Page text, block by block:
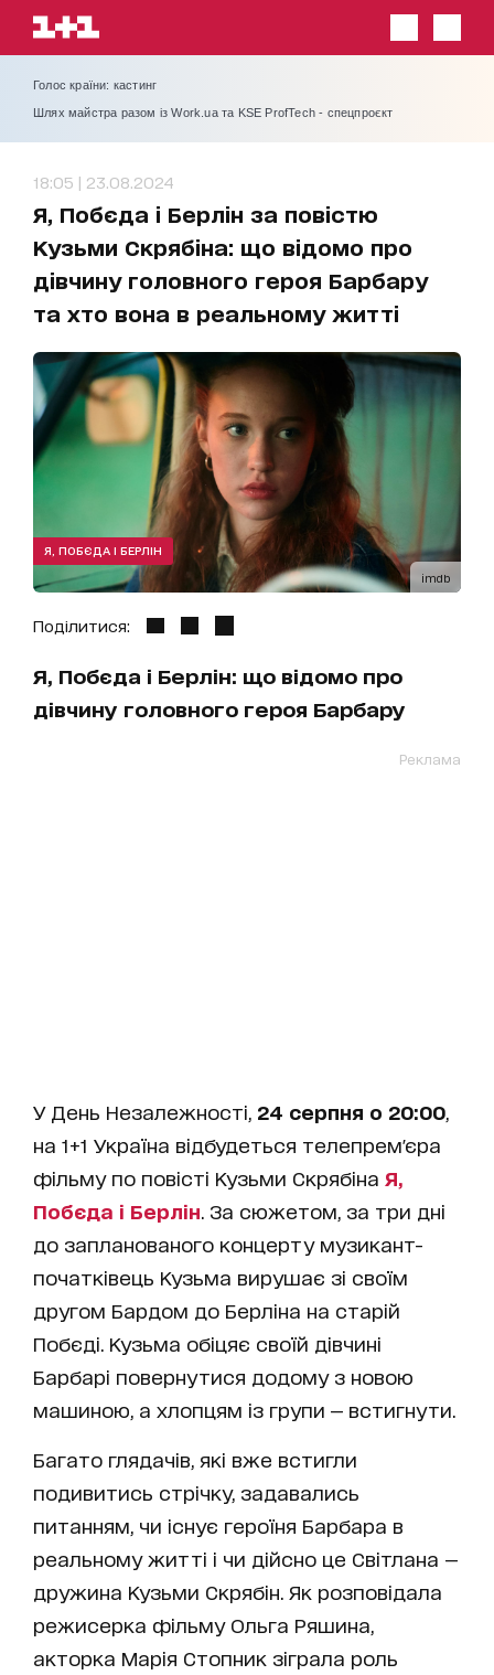
Голос країни: кастинг
Шлях майстра разом із Work.ua та KSE ProfTech - спецпроєкт
18:05 | 23.08.2024
Я, Побєда і Берлін за повістю
Кузьми Скрябіна: що відомо про
дівчину головного героя Барбару
та хто вона в реальному житті
imdb
Я, ПОБЄДА І БЕРЛІН
Поділитися:
Я, Побєда і Берлін: що відомо про
дівчину головного героя Барбару
Реклама
У День Незалежності, 24 серпня о 20:00
на 1+1 Україна відбудеться телепрем'єра
фільму по повісті Кузьми Скрябіна Я,
Побєда і Берлін . За сюжетом, за три дні
до запланованого концерту музикант-
початківець Кузьма вирушає зі своїм
другом Бардом до Берліна на старій
Побєді. Кузьма обіцяє своїй дівчині
Барбарі повернутися додому з новою
машиною, а хлопцям із групи — встигнути.
Багато глядачів, які вже встигли
подивитись стрічку, задавались
питанням, чи існує героїня Барбара в
реальному житті і чи дійсно це Світлана —
дружина Кузьми Скрябін. Як розповідала
режисерка фільму Ольга Ряшина,
акторка Марія Стопник зіграла роль